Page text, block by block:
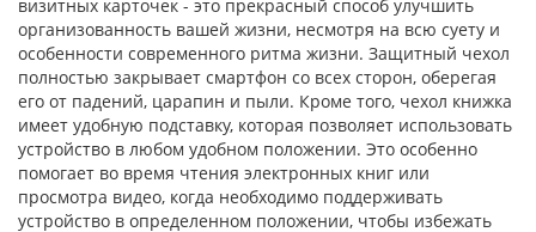
визитных карточек - это прекрасный способ улучшить
организованность вашей жизни, несмотря на всю суету и
особенности современного ритма жизни. Защитный чехол
полностью закрывает смартфон со всех сторон, оберегая
его от падений, царапин и пыли. Кроме того, чехол книжка
имеет удобную подставку, которая позволяет использовать
устройство в любом удобном положении. Это особенно
помогает во время чтения электронных книг или
просмотра видео, когда необходимо поддерживать
устройство в определенном положении, чтобы избежать